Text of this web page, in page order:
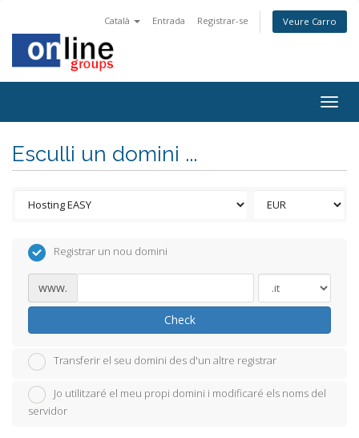
Català Entrada Registrar-se Veure Carro
Esculli un domini ...
Registrar un nou domini
www.
Check
Transferir el seu domini des d'un altre registrar
Jo utilitzaré el meu propi domini i modificaré els noms del
servidor